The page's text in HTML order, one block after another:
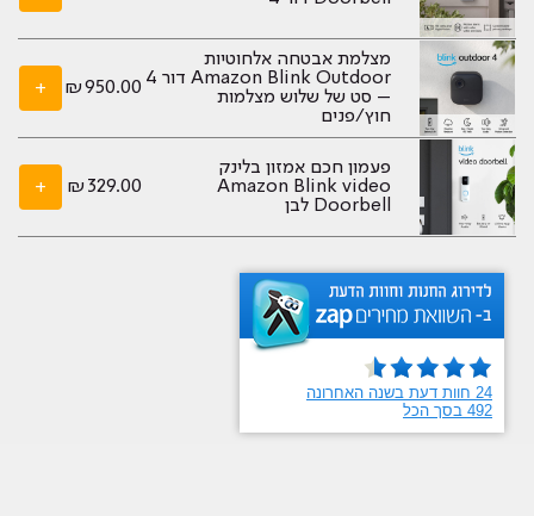
מצלמת אבטחה אלחוטיות
Amazon Blink Outdoor דור 4
– סט של שלוש מצלמות
חוץ/פנים
₪950.00
+
פעמון חכם אמזון בלינק
Amazon Blink video
Doorbell לבן
₪ 329.00
+